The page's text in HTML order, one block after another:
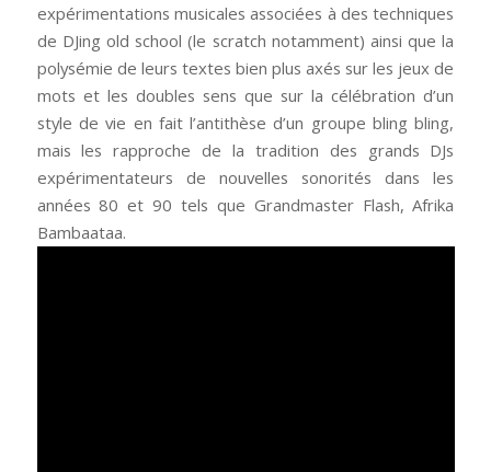
expérimentations musicales associées à des techniques
de DJing old school (le scratch notamment) ainsi que la
polysémie de leurs textes bien plus axés sur les jeux de
mots et les doubles sens que sur la célébration d’un
style de vie en fait l’antithèse d’un groupe bling bling,
mais les rapproche de la tradition des grands DJs
expérimentateurs de nouvelles sonorités dans les
années 80 et 90 tels que Grandmaster Flash, Afrika
Bambaataa.